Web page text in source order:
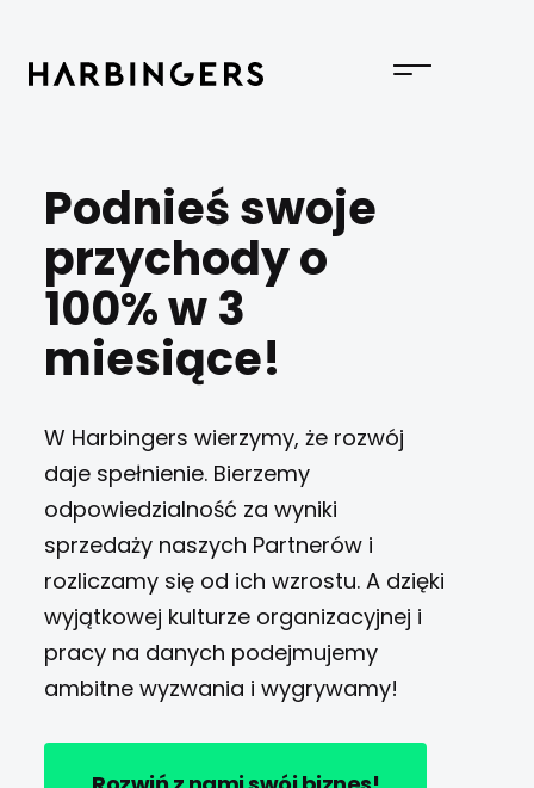
Podnieś swoje
przychody o
100% w 3
miesiące!
W Harbingers wierzymy, że rozwój
daje spełnienie. Bierzemy
odpowiedzialność za wyniki
sprzedaży naszych Partnerów i
rozliczamy się od ich wzrostu. A dzięki
wyjątkowej kulturze organizacyjnej i
pracy na danych podejmujemy
ambitne wyzwania i wygrywamy!